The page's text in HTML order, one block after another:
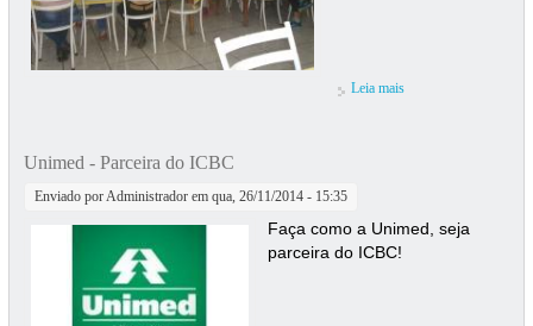
Leia mais
Unimed - Parceira do ICBC
Enviado porAdministrador em qua, 26/11/2014 - 15:35
Faça como a Unimed, seja
parceira do ICBC!